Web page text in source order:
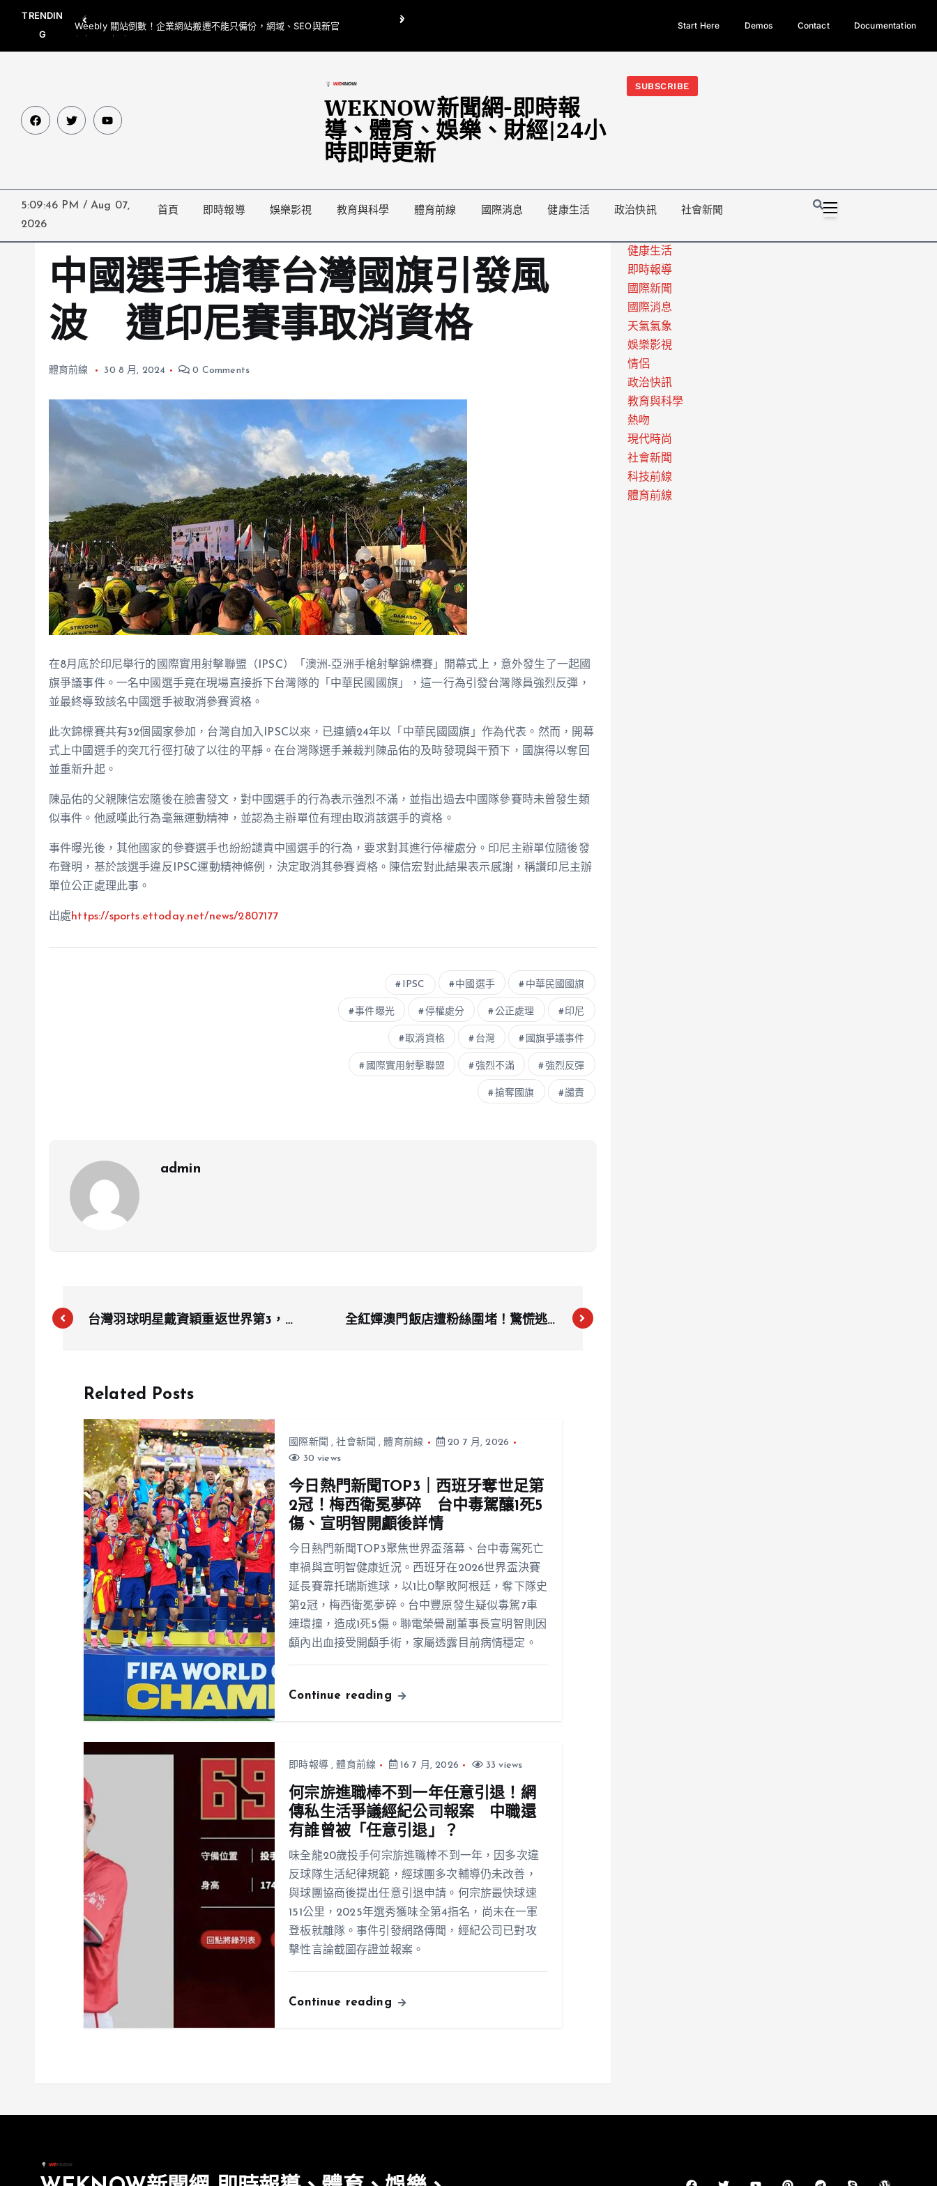
TRENDIN
G
Weebly 關站倒數！企業網站搬遷不能只備份，網域、SEO與新官
網都要一起處理
翁曉玲喊刪陸委會1295萬媒宣費惹議 梁文傑回「只能靠嘴巴」
今日熱門新聞TOP3｜西拉雅族正式成第17個原住民族、立院電競
光電場回
Start Here Demos Contact Documentation
WEKNOW新聞網-即時報
導、體育、娛樂、財經|24小
時即時更新
SUBSCRIBE
5:09:47 PM / Aug 07,
2026
首頁 即時報導 娛樂影視 教育與科學 體育前線 國際消息 健康生活 政治快訊 社會新聞
中國選手搶奪台灣國旗引發風
波 遭印尼賽事取消資格
體育前線 30 8 月, 2024 0 Comments
在8月底於印尼舉行的國際實用射擊聯盟（IPSC）「澳洲-亞洲手槍射擊錦標賽」開幕式上，意外發生了一起國
旗爭議事件。一名中國選手竟在現場直接拆下台灣隊的「中華民國國旗」，這一行為引發台灣隊員強烈反彈，
並最終導致該名中國選手被取消參賽資格。
此次錦標賽共有32個國家參加，台灣自加入IPSC以來，已連續24年以「中華民國國旗」作為代表。然而，開幕
式上中國選手的突兀行徑打破了以往的平靜。在台灣隊選手兼裁判陳品佑的及時發現與干預下，國旗得以奪回
並重新升起。
陳品佑的父親陳信宏隨後在臉書發文，對中國選手的行為表示強烈不滿，並指出過去中國隊參賽時未曾發生類
似事件。他感嘆此行為毫無運動精神，並認為主辦單位有理由取消該選手的資格。
事件曝光後，其他國家的參賽選手也紛紛譴責中國選手的行為，要求對其進行停權處分。印尼主辦單位隨後發
布聲明，基於該選手違反IPSC運動精神條例，決定取消其參賽資格。陳信宏對此結果表示感謝，稱讚印尼主辦
單位公正處理此事。
出處https://sports.ettoday.net/news/2807177
IPSC 中國選手 中華民國國旗
事件曝光 停權處分 公正處理 印尼
取消資格 台灣 國旗爭議事件
國際實用射擊聯盟 強烈不滿 強烈反彈
搶奪國旗 譴責
admin
台灣羽球明星戴資穎重返世界第3，周
全紅嬋澳門飯店遭粉絲圍堵！驚慌逃入
Related Posts
國際新聞 ,社會新聞 ,體育前線
20 7 月, 2026
30 views
今日熱門新聞TOP3｜西班牙奪世足第
2冠！梅西衛冕夢碎 台中毒駕釀1死5
傷、宣明智開顱後詳情
今日熱門新聞TOP3聚焦世界盃落幕、台中毒駕死亡
車禍與宣明智健康近況。西班牙在2026世界盃決賽
延長賽靠托瑞斯進球，以1比0擊敗阿根廷，奪下隊史
第2冠，梅西衛冕夢碎。台中豐原發生疑似毒駕7車
連環撞，造成1死5傷。聯電榮譽副董事長宣明智則因
顱內出血接受開顱手術，家屬透露目前病情穩定。
Continue reading
即時報導,體育前線 16 7 月, 2026 33 views
何宗旂進職棒不到一年任意引退！網
傳私生活爭議經紀公司報案 中職還
有誰曾被「任意引退」？
味全龍20歲投手何宗旂進職棒不到一年，因多次違
反球隊生活紀律規範，經球團多次輔導仍未改善，
與球團協商後提出任意引退申請。何宗旂最快球速
151公里，2025年選秀獲味全第4指名，尚未在一軍
登板就離隊。事件引發網路傳聞，經紀公司已對攻
擊性言論截圖存證並報案。
Continue reading
健康生活
即時報導
國際新聞
國際消息
天氣氣象
娛樂影視
情侶
政治快訊
教育與科學
熱吻
現代時尚
社會新聞
科技前線
體育前線